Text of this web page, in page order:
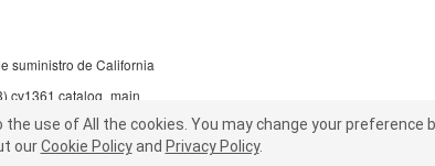
the use of All the cookies.You may change your
ourCookie PolicyandPrivacy Policy
suministro de California
cv1361 catalog_main
the use of All the cookies. You may change your preference
our Cookie Policy and Privacy Policy.